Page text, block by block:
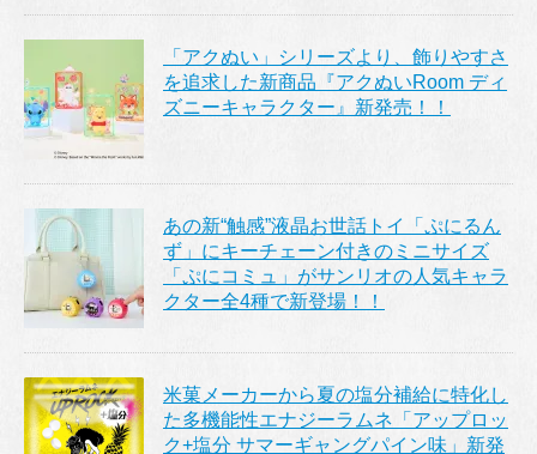
「アクぬい」シリーズより、飾りやすさ
を追求した新商品『アクぬいRoom ディ
ズニーキャラクター』新発売！！
あの新“触感”液晶お世話トイ「ぷにるん
ず」にキーチェーン付きのミニサイズ
「ぷにコミュ」がサンリオの人気キャラ
クター全4種で新登場！！
米菓メーカーから夏の塩分補給に特化し
た多機能性エナジーラムネ「アップロッ
ク+塩分 サマーギャングパイン味」新発